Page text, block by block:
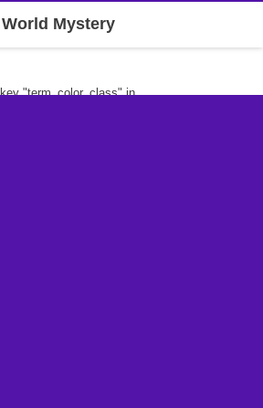
World Mystery
"term_color_class" in